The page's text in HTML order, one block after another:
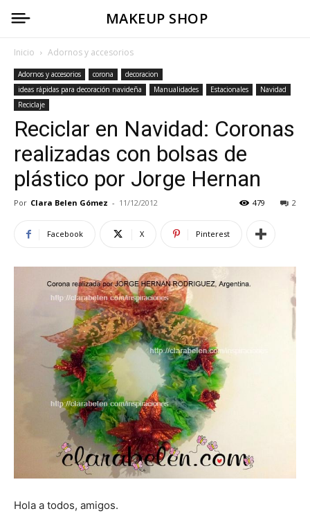
MAKEUP SHOP
Inicio Adornos y accesorios
Adornos y accesorios corona
decoracion
ideas rápidas para decoración navideña
Manualidades Estacionales
Navidad
Reciclaje
Reciclar en Navidad: Coronas
realizadas con bolsas de
plástico por Jorge Hernan
Por Clara Belen Gómez - 11/12/2012 2
479
Facebook X Pinterest
Hola a todos, amigos.